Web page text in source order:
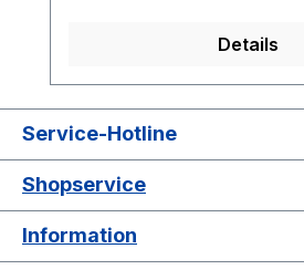
Details
Service-Hotline
Shopservice
Information